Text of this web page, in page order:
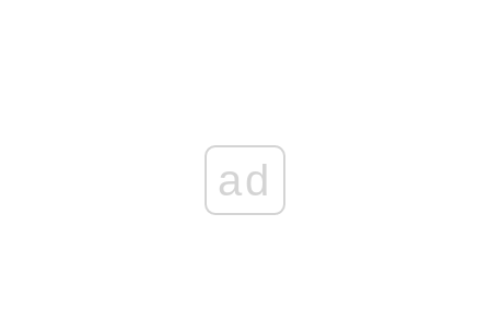
ad